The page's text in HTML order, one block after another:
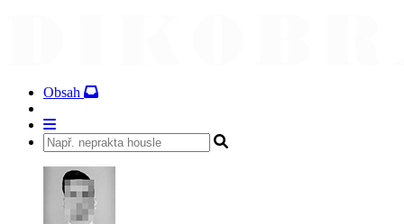
Obsah